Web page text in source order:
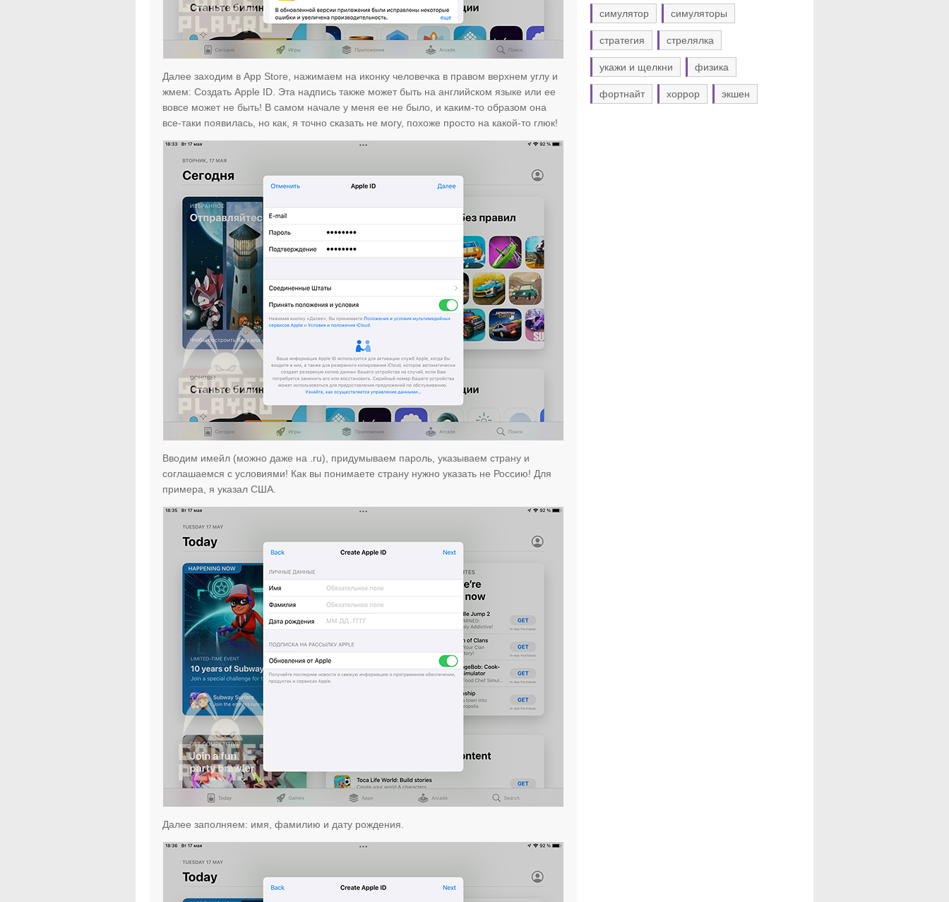
Далее заходим в App Store, нажимаем на иконку человечка в правом верхнем углу и
жмем: Создать Apple ID. Эта надпись также может быть на английском языке или ее
вовсе может не быть! В самом начале у меня ее не было, и каким-то образом она
все-таки появилась, но как, я точно сказать не могу, похоже просто на какой-то глюк!
Вводим имейл (можно даже на .ru), придумываем пароль, указываем страну и
соглашаемся с условиями! Как вы понимаете страну нужно указать не Россию! Для
примера, я указал США.
Далее заполняем: имя, фамилию и дату рождения.
симулятор симуляторы
стратегия стрелялка
укажи и щелкни физика
фортнайт хоррор экшен